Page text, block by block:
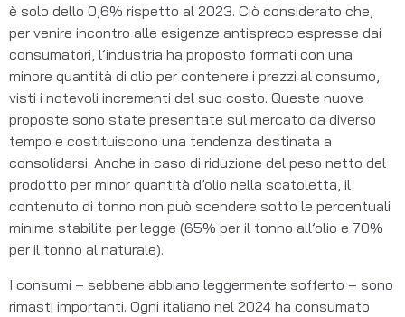
è solo dello 0,6% rispetto al 2023. Ciò considerato che,
per venire incontro alle esigenze antispreco espresse dai
consumatori, l’industria ha proposto formati con una
minore quantità di olio per contenere i prezzi al consumo,
visti i notevoli incrementi del suo costo. Queste nuove
proposte sono state presentate sul mercato da diverso
tempo e costituiscono una tendenza destinata a
consolidarsi. Anche in caso di riduzione del peso netto del
prodotto per minor quantità d’olio nella scatoletta, il
contenuto di tonno non può scendere sotto le percentuali
minime stabilite per legge (65% per il tonno all’olio e 70%
per il tonno al naturale).
I consumi – sebbene abbiano leggermente sofferto – sono
rimasti importanti. Ogni italiano nel 2024 ha consumato